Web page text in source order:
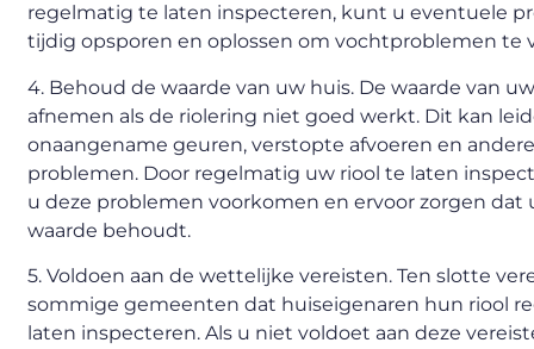
regelmatig te laten inspecteren, kunt u eventuele
tijdig opsporen en oplossen om vochtproblemen te
4. Behoud de waarde van uw huis. De waarde van
afnemen als de riolering niet goed werkt. Dit kan
onaangename geuren, verstopte afvoeren en
problemen. Door regelmatig uw riool te laten
u deze problemen voorkomen en ervoor zorgen dat
waarde behoudt.
5. Voldoen aan de wettelijke vereisten. Ten slotte
sommige gemeenten dat huiseigenaren hun riool
laten inspecteren. Als u niet voldoet aan deze